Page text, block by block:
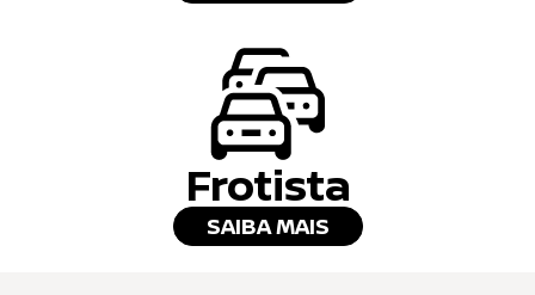
Frotista
SAIBA MAIS